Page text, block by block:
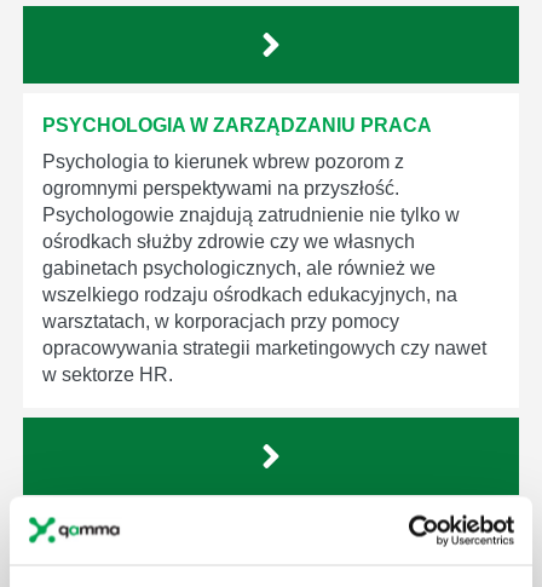
PSYCHOLOGIA W ZARZĄDZANIU PRACA
Psychologia to kierunek wbrew pozorom z
ogromnymi perspektywami na przyszłość.
Psychologowie znajdują zatrudnienie nie tylko w
ośrodkach służby zdrowie czy we własnych
gabinetach psychologicznych, ale również we
wszelkiego rodzaju ośrodkach edukacyjnych, na
warsztatach, w korporacjach przy pomocy
opracowywania strategii marketingowych czy nawet
w sektorze HR.
SPOSOBY NA MOTYWACJĘ